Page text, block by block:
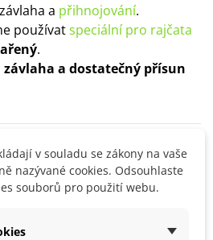
a přihnojování.
používatspeciální pro rajčata
.
a dostatečný přísun
v souladu se zákony na vaše
nazývané cookies. Odsouhlaste
souborů pro použití webu.